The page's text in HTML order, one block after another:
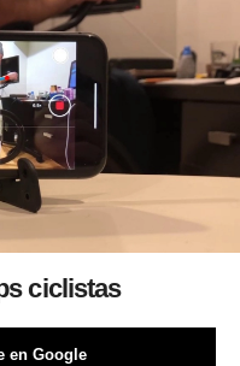
ciclistas
en Google